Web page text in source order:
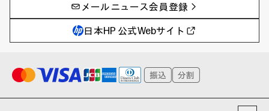
教育とテクノロジー
ハイブリッドワーク
プリンター
AIワークステーション
Poly
WXP（DEXツール）
タグ一覧
メールニュース会員登録
日本HP 公式Webサイト